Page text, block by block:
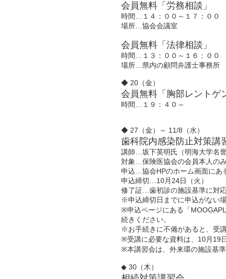
会員無料「労務相談」
時間…１４：００～１７：００
場所…協会会議室
会員無料「法律相談」
時間…１３：００～１６：００
場所…県内の顧問弁護士事務所
◆ 20（金）
会員無料「胸部レントゲ
時間…１９：４０～
◆ 27（金）～ 11/8（水）
歯科院内感染防止対策講
講師…坂下英明氏（明海大学名
対象…保険医協会の会員本人の
申込…協会HPのホーム画面にあ
申込締切…10月24日（火）
修了証…歯初診の施設基準に対
※申込締切日までに申込がない
※申込ページにある「
続きください。
※お手続きに不備があると、受
※受講に必要な資料は、10月19
※本講習会は、外来環の施設基
◆ 30（木）